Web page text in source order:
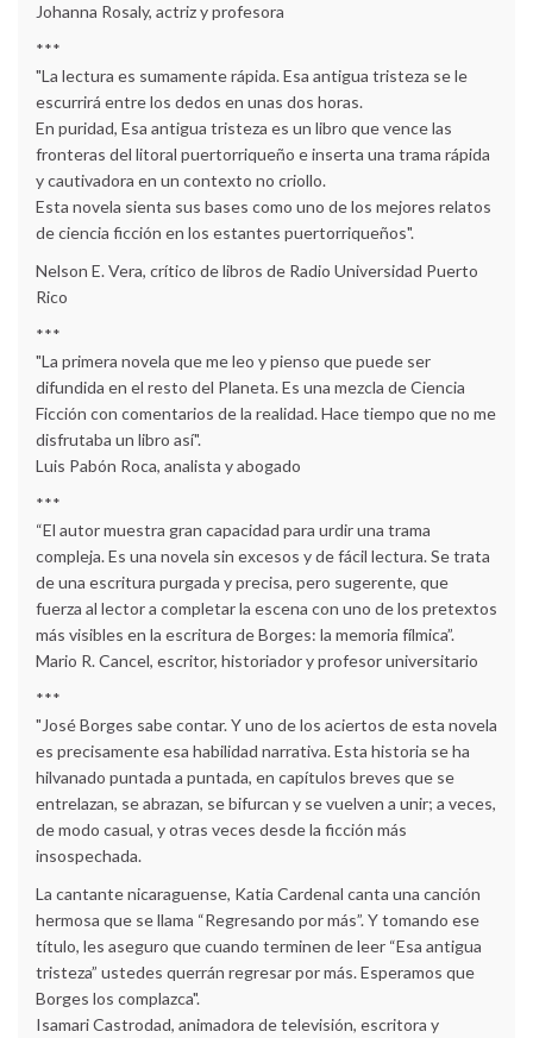
Johanna Rosaly, actriz y profesora
***
"La lectura es sumamente rápida. Esa antigua tristeza se le
escurrirá entre los dedos en unas dos horas.
En puridad, Esa antigua tristeza es un libro que vence las
fronteras del litoral puertorriqueño e inserta una trama rápida
y cautivadora en un contexto no criollo.
Esta novela sienta sus bases como uno de los mejores relatos
de ciencia ficción en los estantes puertorriqueños".
Nelson E. Vera, crítico de libros de Radio Universidad Puerto
Rico
***
"La primera novela que me leo y pienso que puede ser
difundida en el resto del Planeta. Es una mezcla de Ciencia
Ficción con comentarios de la realidad. Hace tiempo que no me
disfrutaba un libro así".
Luis Pabón Roca, analista y abogado
***
“El autor muestra gran capacidad para urdir una trama
compleja. Es una novela sin excesos y de fácil lectura. Se trata
de una escritura purgada y precisa, pero sugerente, que
fuerza al lector a completar la escena con uno de los pretextos
más visibles en la escritura de Borges: la memoria fílmica”.
Mario R. Cancel, escritor, historiador y profesor universitario
***
"José Borges sabe contar. Y uno de los aciertos de esta novela
es precisamente esa habilidad narrativa. Esta historia se ha
hilvanado puntada a puntada, en capítulos breves que se
entrelazan, se abrazan, se bifurcan y se vuelven a unir; a veces,
de modo casual, y otras veces desde la ficción más
insospechada.
La cantante nicaraguense, Katia Cardenal canta una canción
hermosa que se llama “Regresando por más”. Y tomando ese
título, les aseguro que cuando terminen de leer “Esa antigua
tristeza” ustedes querrán regresar por más. Esperamos que
Borges los complazca".
Isamari Castrodad, animadora de televisión, escritora y